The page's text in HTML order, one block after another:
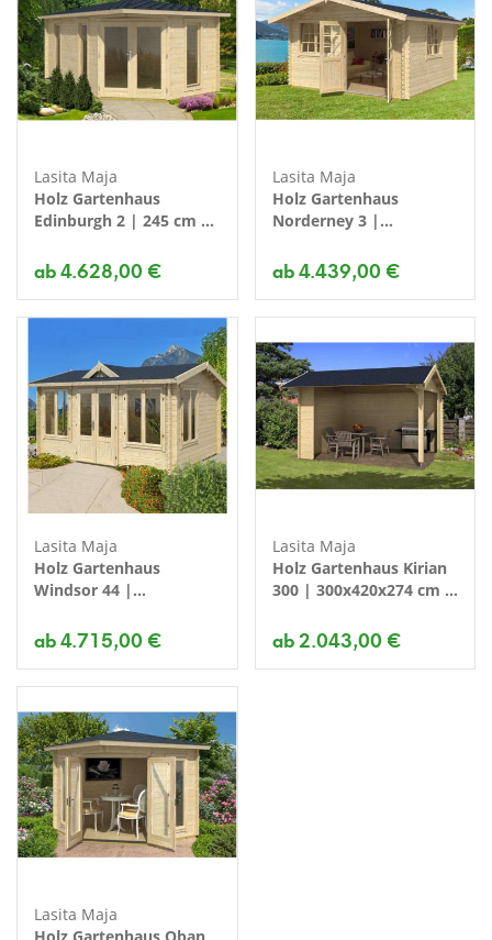
Lasita Maja
Holz Gartenhaus
Edinburgh 2 | 245 cm |
ab 4.628,00 €
Lasita Maja
Holz Gartenhaus
Norderney 3 |
ab 4.439,00 €
Lasita Maja
Holz Gartenhaus
Windsor 44 |
ab 4.715,00 €
Lasita Maja
Holz Gartenhaus Kirian
300 | 300x420x274 cm |
ab 2.043,00 €
Lasita Maja